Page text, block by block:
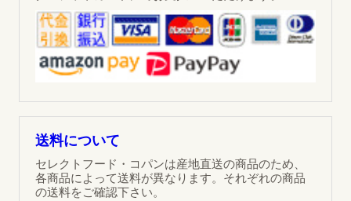
送料について
セレクトフード・コパンは産地直送の商品のため、
各商品によって送料が異なります。それぞれの商品
の送料をご確認下さい。